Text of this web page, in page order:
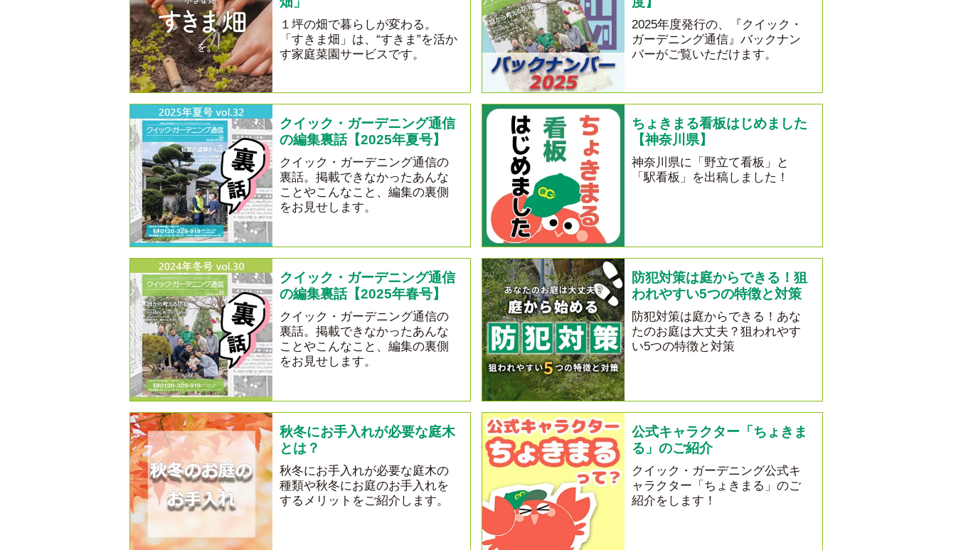
１坪の畑で暮らしが変わる。
「すきま畑」は、“すきま”を活か
す家庭菜園サービスです。
2025年度発行の、『クイック・
ガーデニング通信』バックナン
バーがご覧いただけます。
クイック・ガーデニング通信
の編集裏話【2025年夏号】
クイック・ガーデニング通信の
裏話。掲載できなかったあんな
ことやこんなこと、編集の裏側
をお見せします。
ちょきまる看板はじめました
【神奈川県】
神奈川県に「野立て看板」と
「駅看板」を出稿しました！
クイック・ガーデニング通信
の編集裏話【2025年春号】
クイック・ガーデニング通信の
裏話。掲載できなかったあんな
ことやこんなこと、編集の裏側
をお見せします。
防犯対策は庭からできる！狙
われやすい5つの特徴と対策
防犯対策は庭からできる！あな
たのお庭は大丈夫？狙われやす
い5つの特徴と対策
秋冬にお手入れが必要な庭木
とは？
秋冬にお手入れが必要な庭木の
種類や秋冬にお庭のお手入れを
するメリットをご紹介します。
公式キャラクター「ちょきま
る」のご紹介
クイック・ガーデニング公式キ
ャラクター「ちょきまる」のご
紹介をします！